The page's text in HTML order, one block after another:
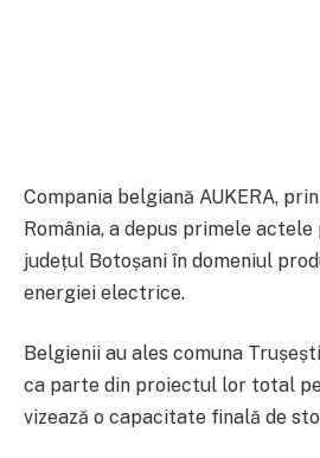
Compania belgiană AUKERA,
România, a depus primele
județul Botoșani în domeniul
energiei electrice.
Belgienii au ales comuna
ca parte din proiectul lor total
vizează o capacitate finală de